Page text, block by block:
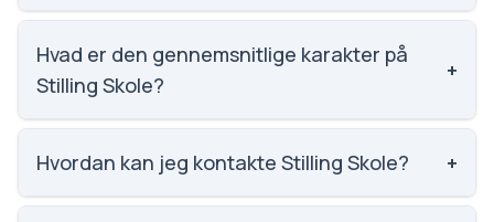
Stilling Skole har 587 elever, hvilket gør den til
nummer 353 ud af 3143 skoler.
Hvad er den gennemsnitlige karakter på
Stilling Skole?
+
Karaktergennemsnittet på Stilling Skole er 7.4,
nummer 672 ud af 3143 skoler.
Hvordan kan jeg kontakte Stilling Skole? +
Email: stilling.skole@skanderborg.dk. Telefon: 8794